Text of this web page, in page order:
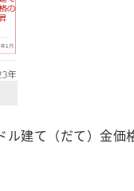
建て（だて）金価